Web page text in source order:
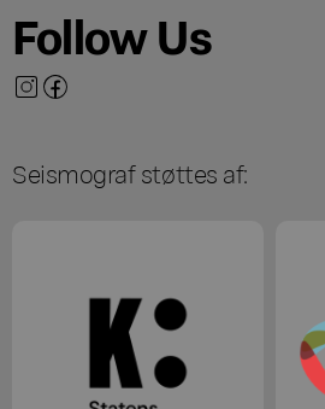
Follow Us
Seismograf støttes af: